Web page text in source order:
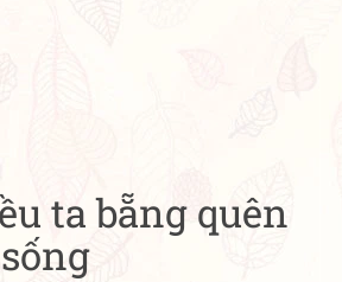
ta bẵng quên